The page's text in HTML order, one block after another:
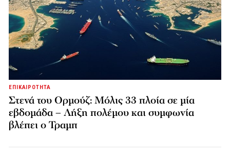
ΕΠΙΚΑΙΡΟΤΗΤΑ
Στενά του Ορμούζ: Μόλις 33 πλοία σε μία
εβδομάδα – Λήξη πολέμου και συμφωνία
βλέπει ο Τραμπ